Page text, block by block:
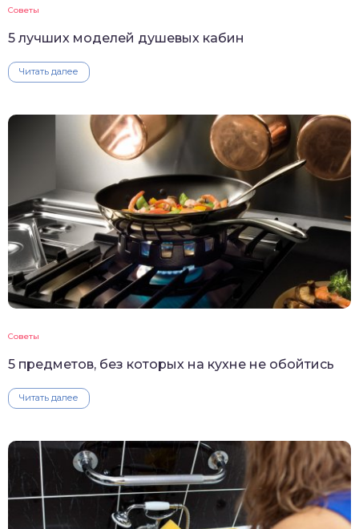
Советы
5 лучших моделей душевых кабин
Читать далее
Советы
5 предметов, без которых на кухне не обойтись
Читать далее